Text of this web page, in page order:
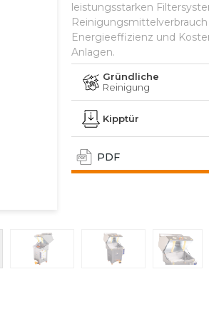
leistungsstarken
Energieeffizienz und
Anlagen.
Gründliche
Reinigung
Kipptür
PDF